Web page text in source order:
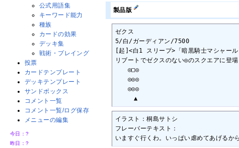
製品版
ゼクス
5/白/ガーディアン/7500
[起]<白1 スリープ>「暗黒騎士マシャール
リブートでゼクスのない◎のスクエアに登
◎□◎
◎◎◎
◎◎◎
▲
イラスト：桐島サトシ
フレーバーテキスト：
いますぐ行くわ。いっぱい虐めてあげる
公式用語集
キーワード能力
種族
カードの効果
デッキ集
戦術・プレイング
投票
カードテンプレート
デッキテンプレート
サンドボックス
コメント一覧
コメント一覧/ログ保存
メニューの編集
今日：?
昨日：?